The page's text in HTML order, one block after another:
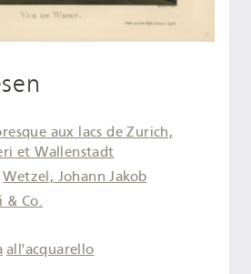
aux lacs de Zurich,
et Wallenstadt
Wetzel, Johann Jakob
& Co.
all'acquarello